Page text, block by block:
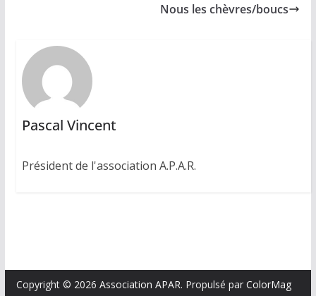
Nous les chèvres/boucs
Pascal Vincent
Président de l'association A.P.A.R.
Copyright © 2026 Association APAR. Propulsé par ColorMag